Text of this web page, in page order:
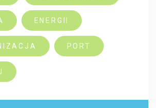
ENERGII
PORT